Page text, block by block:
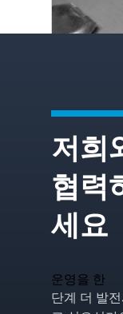
쟁반
Koch-
더로서
조를 위
적인 업
용 분야
리 컬럼
춤화합니
저희
협력
세요
운영을 한
단계 더 발